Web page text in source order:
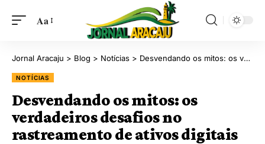
Aa
Jornal Aracaju > Blog > Notícias > Desvendando os mitos: os verdadeiros desafios no rastreamento de ativos digitais
NOTÍCIAS
Desvendando os mitos: os
verdadeiros desafios no
rastreamento de ativos digitais